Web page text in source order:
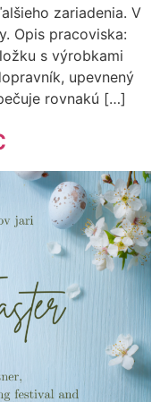
zariadenia. V
Opis pracoviska:
s výrobkami
upevnený
rovnakú […]